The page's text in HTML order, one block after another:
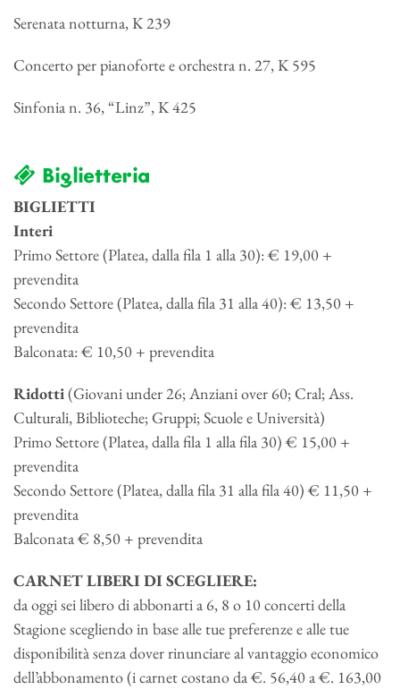
Serenata notturna, K 239
Concerto per pianoforte e orchestra n. 27, K 595
Sinfonia n. 36, “Linz”, K 425
Biglietteria
BIGLIETTI
Interi
Primo Settore (Platea, dalla fila 1 alla 30): € 19,00 +
prevendita
Secondo Settore (Platea, dalla fila 31 alla 40): € 13,50 +
prevendita
Balconata: € 10,50 + prevendita
Ridotti(Giovani under 26; Anziani over 60; Cral; Ass.
Culturali, Biblioteche; Gruppi; Scuole e Università)
Primo Settore (Platea, dalla fila 1 alla fila 30) € 15,00 +
prevendita
Secondo Settore (Platea, dalla fila 31 alla fila 40) € 11,50 +
prevendita
Balconata € 8,50 + prevendita
CARNET LIBERI DI SCEGLIERE:
da oggi sei libero di abbonarti a 6, 8 o 10 concerti della
Stagione scegliendo in base alle tue preferenze e alle tue
disponibilità senza dover rinunciare al vantaggio economico
dell’abbonamento (i carnet costano da €. 56,40 a €. 163,00